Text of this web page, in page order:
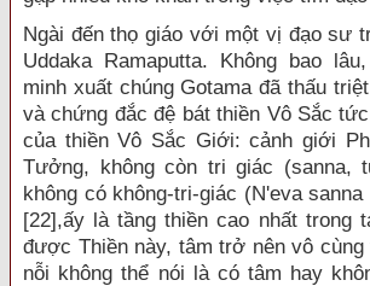
Ngài đến thọ giáo với một vị đạo sư
Uddaka Ramaputta. Không bao
minh xuất chúng Gotama đã thấu
và chứng đắc đệ bát thiền Vô Sắc
của thiền Vô Sắc Giới: cảnh giới
Tưởng, không còn tri giác (sanna,
không có không-tri-giác (N'eva sanna
[22],ấy là tầng thiền cao nhất trong
được Thiền này, tâm trở nên vô
nỗi không thể nói là có tâm hay